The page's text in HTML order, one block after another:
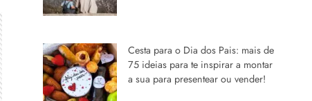
Cesta para o Dia dos Pais: mais de
75 ideias para te inspirar a montar
a sua para presentear ou vender!